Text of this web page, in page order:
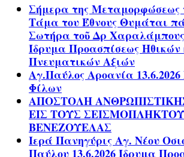
Σήμερα της Μεταμορφώσεως
Τάμα του Έθνους Θυμάται
Σωτήρα τοῦ Δρ
Ίδρυμα Προασπίσεως Ηθικών
Πνευματικών Αξιών
Αγ.Παύλος Αροανία 13.6.2026
Φίλων
ΑΠΟΣΤΟΛΗ
ΕΙΣ ΤΟΥΣ
ΒΕΝΕΖΟΥΕΛΑΣ
Ιερά Πανηγύρις Αγ. Νέου
Παύλου 13.6.2026 Ίδρυμα